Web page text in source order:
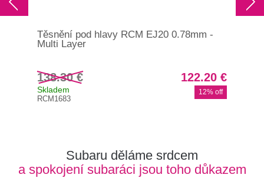
Těsnění pod hlavy RCM EJ20 0.78mm -
Multi Layer
138.30 € 122.20 €
12% off
Skladem
RCM1683
Subaru děláme srdcem
a spokojení subaráci jsou toho důkazem